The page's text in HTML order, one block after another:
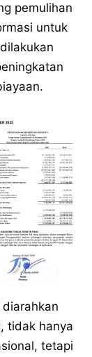
pemulihan
untuk
tidak hanya
tetapi